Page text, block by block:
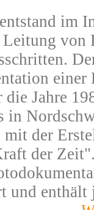
im
von
die Jahre
in
der
der
und